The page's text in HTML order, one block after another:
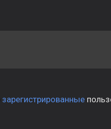
зарегистрированные